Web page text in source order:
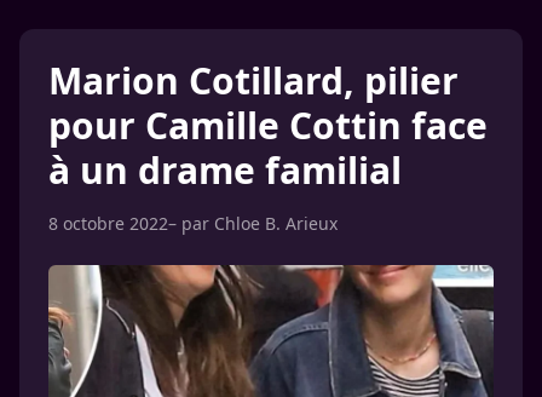
Marion Cotillard, pilier
pour Camille Cottin face
à un drame familial
8 octobre 2022– par Chloe B. Arieux